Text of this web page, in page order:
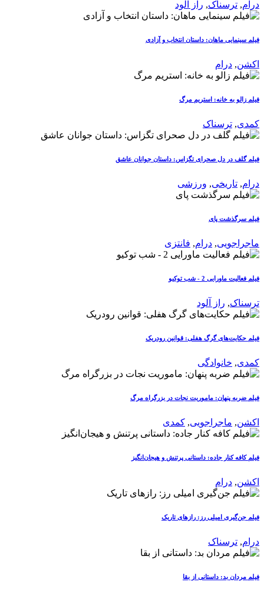
درام, ترسناک, راز آلود
فیلم سینمایی ماهان: داستان انتخاب و آزادی
اکشن, درام
فیلم زالو به خانه: استریم مرگ
کمدی, ترسناک
فیلم گلف در دل صحرای تگزاس: داستان جوانان عاشق
درام, تاریخی, ورزشی
فیلم سرگذشت پای
ماجراجویی, درام, فانتزی
فیلم فعالیت ماورایی 2 - شب توکیو
ترسناک, راز آلود
فیلم حکایت‌های گرگ هفلی: قوانین رودریک
کمدی, خانوادگی
فیلم ضربه پنهان: ماموریت نجات در بزرگراه مرگ
اکشن, ماجراجویی, کمدی
فیلم کافه کنار جاده: داستانی پرتنش و هیجان‌انگیز
اکشن, درام
فیلم جن‌گیری امیلی رز: رازهای تاریک
درام, ترسناک
فیلم مردان بد: داستانی از بقا